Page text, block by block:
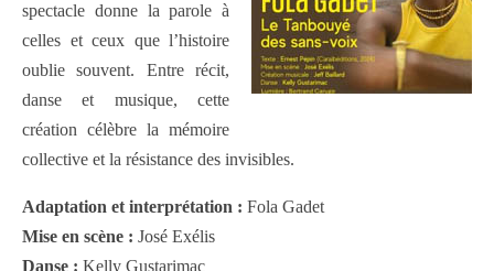
spectacle donne la parole à
celles et ceux que l’histoire
oublie souvent. Entre récit,
danse et musique, cette
création célèbre la mémoire
collective et la résistance des invisibles.
Adaptation et interprétation : Fola Gadet
Mise en scène : José Exélis
Danse : Kelly Gustarimac